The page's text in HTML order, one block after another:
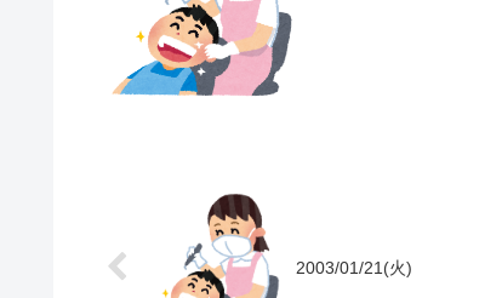
2003/01/21(火)